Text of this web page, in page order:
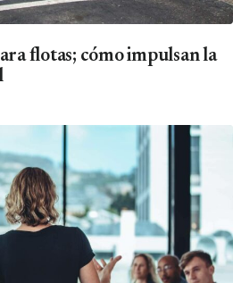
flotas; cómo impulsan la